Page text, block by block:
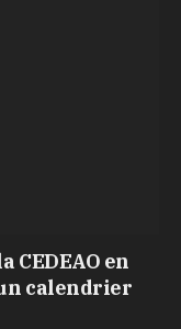
CEDEAO en
calendrier